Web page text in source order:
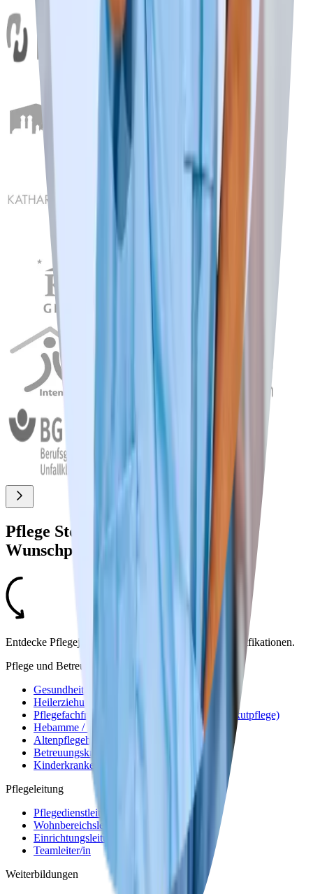
Pflege Stellenangebote nach
Wunschpositionen
Entdecke Pflegejobs nach deinen Interessen oder Qualifikationen.
Pflege und Betreuung
Gesundheits- und Krankenpfleger/in
Heilerziehungspfleger/in
Pflegefachfrau/Pflegefachmann (Vertiefung Akutpflege)
Hebamme / Entbindungspfleger
Altenpflegehelfer/in
Betreuungskraft / Alltagsbegleiter/in
Kinderkrankenpfleger/in
Pflegeleitung
Pflegedienstleitung
Wohnbereichsleitung
Einrichtungsleitung
Teamleiter/in
Weiterbildungen